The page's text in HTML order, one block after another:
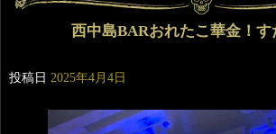
西中島BARおれたこ華金！す
投稿日 2025年4月4日